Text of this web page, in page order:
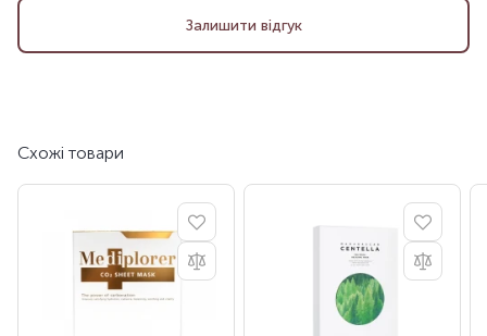
Залишити відгук
Схожі товари